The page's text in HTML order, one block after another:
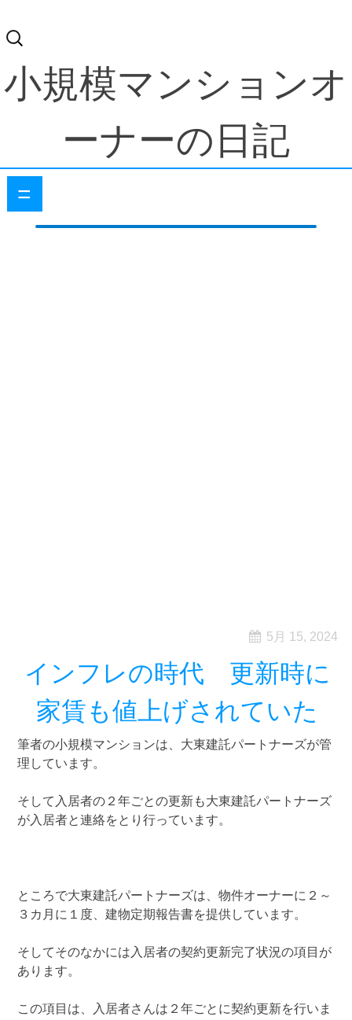
検
索:
小規模マンションオ
ーナーの日記
=
5月 15, 2024
インフレの時代 更新時に
家賃も値上げされていた
筆者の小規模マンションは、大東建託パートナーズが管
理しています。
そして入居者の２年ごとの更新も大東建託パートナーズ
が入居者と連絡をとり行っています。
ところで大東建託パートナーズは、物件オーナーに２～
３カ月に１度、建物定期報告書を提供しています。
そしてそのなかには入居者の契約更新完了状況の項目が
あります。
この項目は、入居者さんは２年ごとに契約更新を行いま